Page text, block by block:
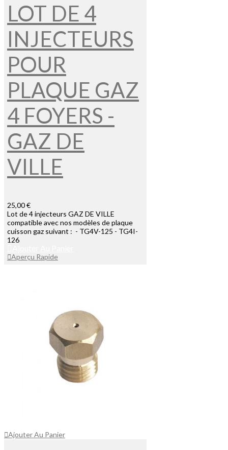
LOT DE 4
INJECTEURS
POUR
PLAQUE GAZ
4 FOYERS -
GAZ DE
VILLE
25,00 €
Lot de 4 injecteurs GAZ DE VILLE
compatible avec nos modèles de plaque
cuisson gaz suivant : - TG4V-125 - TG4I-
126
Aperçu Rapide
Ajouter Au Panier